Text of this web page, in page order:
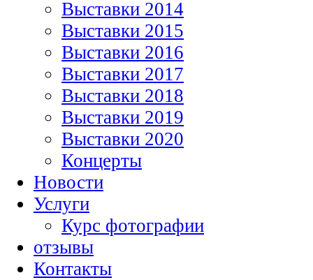
Выставки 2014
Выставки 2015
Выставки 2016
Выставки 2017
Выставки 2018
Выставки 2019
Выставки 2020
Концерты
Новости
Услуги
Курс фотографии
отзывы
Контакты